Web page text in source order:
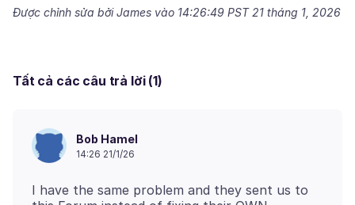
Được chỉnh sửa bởi James vào 14:26:49 PST 21 tháng 1, 2026
Tất cả các câu trả lời (1)
Bob Hamel
14:26 21/1/26
I have the same problem and they sent us to